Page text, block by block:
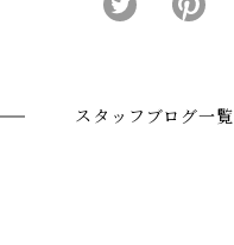
スタッフブログ一覧